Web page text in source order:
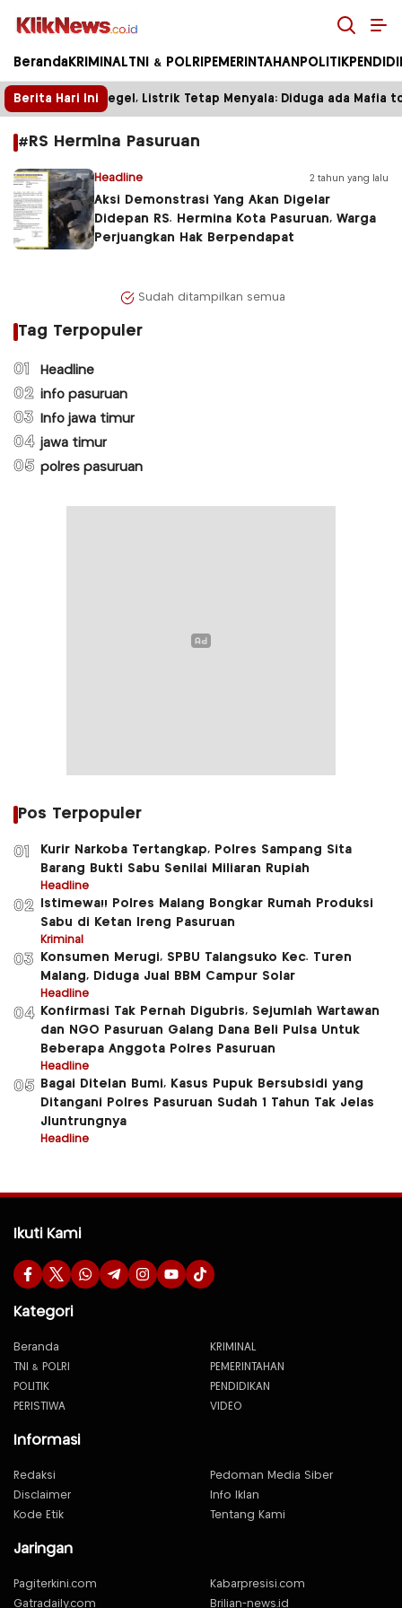
Kliknews.co.id
Beranda KRIMINAL TNI & POLRI PEMERINTAHAN POLITIK
Berita Hari Ini
Tower Disegel, Listrik Tetap Menyala: Diduga ada Mafia
#RS Hermina Pasuruan
Headline 2 tahun yang lalu
Aksi Demonstrasi Yang Akan Digelar
Didepan RS. Hermina Kota Pasuruan, Warga
Perjuangkan Hak Berpendapat
Sudah ditampilkan semua
Tag Terpopuler
01 Headline
02 info pasuruan
03 Info jawa timur
04 jawa timur
05 polres pasuruan
Pos Terpopuler
01
Kurir Narkoba Tertangkap, Polres Sampang Sita
Barang Bukti Sabu Senilai Miliaran Rupiah
Headline
02
Istimewa!! Polres Malang Bongkar Rumah Produksi
Sabu di Ketan Ireng Pasuruan
Kriminal
03
Konsumen Merugi, SPBU Talangsuko Kec. Turen
Malang, Diduga Jual BBM Campur Solar
Headline
04
Konfirmasi Tak Pernah Digubris, Sejumlah Wartawan
dan NGO Pasuruan Galang Dana Beli Pulsa Untuk
Beberapa Anggota Polres Pasuruan
Headline
05
Bagai Ditelan Bumi, Kasus Pupuk Bersubsidi yang
Ditangani Polres Pasuruan Sudah 1 Tahun Tak Jelas
Jluntrungnya
Headline
Ikuti Kami
Kategori
Beranda
KRIMINAL
TNI & POLRI
PEMERINTAHAN
POLITIK
PENDIDIKAN
PERISTIWA
VIDEO
Informasi
Redaksi
Pedoman Media Siber
Disclaimer
Info Iklan
Kode Etik
Tentang Kami
Jaringan
Pagiterkini.com
Kabarpresisi.com
Gatradaily.com
Brilian-news.id